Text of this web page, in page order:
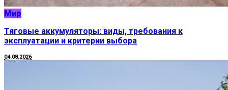
Мир
Тяговые аккумуляторы: виды, требования к
эксплуатации и критерии выбора
04.08.2026